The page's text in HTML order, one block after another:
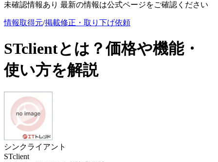
未確認情報あり 最新の情報は公式ページをご確認ください
情報取得元/掲載修正・取り下げ依頼
STclientとは？価格や機能・
使い方を解説
シンクライアント
STclient